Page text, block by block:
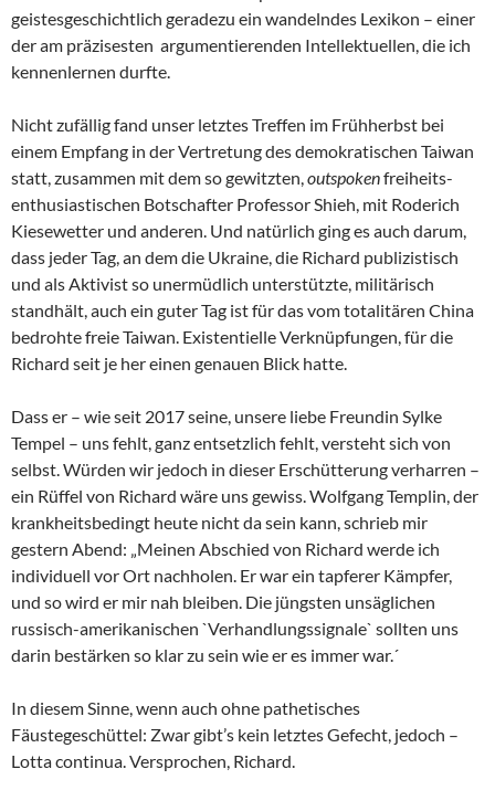
geistesgeschichtlich geradezu ein wandelndes Lexikon – einer
der am präzisesten argumentierenden Intellektuellen, die ich
kennenlernen durfte.
Nicht zufällig fand unser letztes Treffen im Frühherbst bei
einem Empfang in der Vertretung des demokratischen Taiwan
statt, zusammen mit dem so gewitzten,outspokenfreiheits-
enthusiastischen Botschafter Professor Shieh, mit Roderich
Kiesewetter und anderen. Und natürlich ging es auch darum,
dass jeder Tag, an dem die Ukraine, die Richard publizistisch
und als Aktivist so unermüdlich unterstützte, militärisch
standhält, auch ein guter Tag ist für das vom totalitären China
bedrohte freie Taiwan. Existentielle Verknüpfungen, für die
Richard seit je her einen genauen Blick hatte.
Dass er – wie seit 2017 seine, unsere liebe Freundin Sylke
Tempel – uns fehlt, ganz entsetzlich fehlt, versteht sich von
selbst. Würden wir jedoch in dieser Erschütterung verharren –
ein Rüffel von Richard wäre uns gewiss. Wolfgang Templin, der
krankheitsbedingt heute nicht da sein kann, schrieb mir
gestern Abend: „Meinen Abschied von Richard werde ich
individuell vor Ort nachholen. Er war ein tapferer Kämpfer,
und so wird er mir nah bleiben. Die jüngsten unsäglichen
russisch-amerikanischen `Verhandlungssignale` sollten uns
darin bestärken so klar zu sein wie er es immer war.´
In diesem Sinne, wenn auch ohne pathetisches
Fäustegeschüttel: Zwar gibt’s kein letztes Gefecht, jedoch –
Lotta continua. Versprochen, Richard.